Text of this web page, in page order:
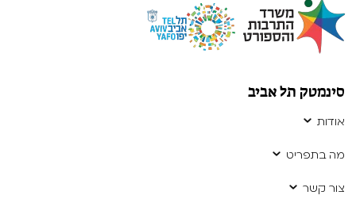
סינמטק תל אביב
אודות
מה בתפריט
צור קשר